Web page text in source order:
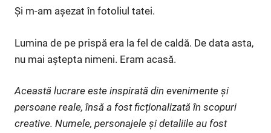
Și m-am așezat în fotoliul tatei.
Lumina de pe prispă era la fel de caldă. De data asta,
nu mai aștepta nimeni. Eram acasă.
Această lucrare este inspirată din evenimente și
persoane reale, însă a fost ficționalizată în scopuri
creative. Numele, personajele și detaliile au fost